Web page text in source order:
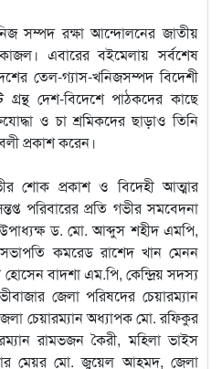
সম্পদ রক্ষা আন্দোলনের জাতীয়
এবারের বইমেলায় সর্বশেষ
তেল-গ্যাস-খনিজসম্পদ বিদেশী
দেশ-বিদেশে পাঠকদের কাছে
ও চা শ্রমিকদের ছাড়াও তিনি
প্রকাশ করেন।
শোক প্রকাশ ও বিদেহী আত্মার
পরিবারের প্রতি গভীর সমবেদনা
ড. মো. আব্দুস শহীদ এমপি,
সভাপতি কমরেড রাশেদ খান মেনন
বাদশা এম.পি, কেন্দ্রিয় সদস্য
জেলা পরিষদের চেয়ারম্যান
চেয়ারম্যান অধ্যাপক মো. রফিকুর
রামভজন কৈরী, মহিলা ভাইস
মেয়র মো. জুয়েল আহমদ, জেলা